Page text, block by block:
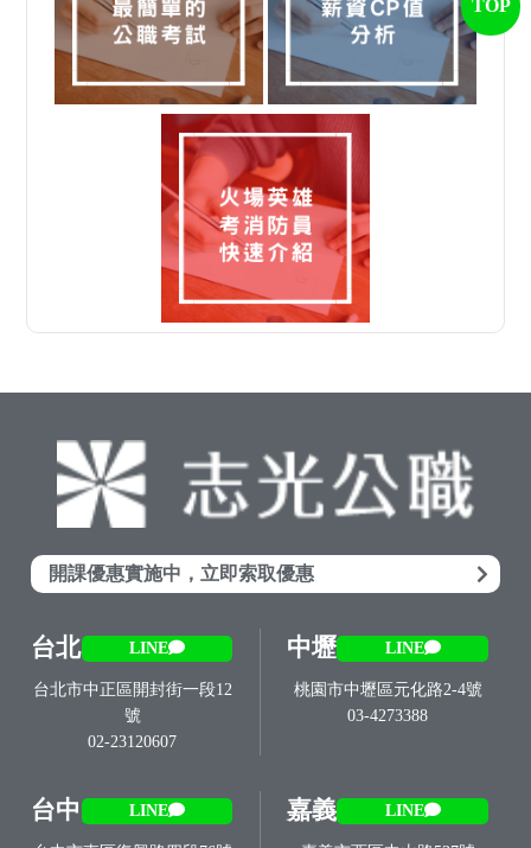
開課優惠實施中，立即索取優惠
台北 LINE
台北市中正區開封街一段12
號
02-23120607
中壢 LINE
桃園市中壢區元化路2-4號
03-4273388
台中 LINE 嘉義 LINE
TOP